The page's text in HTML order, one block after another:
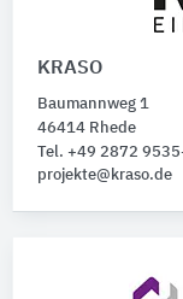
KRASO
Baumannweg 1
46414 Rhede
Tel. +49 2872
projekte@kraso.de